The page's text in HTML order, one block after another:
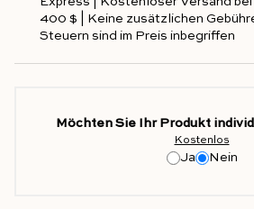
400 $ | Keine zusätzlichen
Steuern sind im Preis inbegriffen
Möchten Sie Ihr Produkt
Kostenlos
Ja Nein